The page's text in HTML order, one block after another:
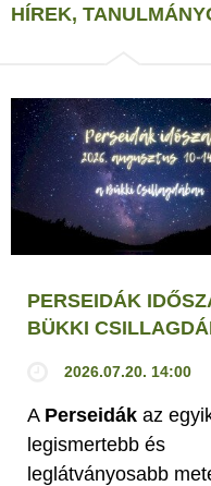
HÍREK,
PERSEIDÁK
BÜKKI
2026.07.20. 14:00
A Perseidák az
legismertebb és
leglátványosabb